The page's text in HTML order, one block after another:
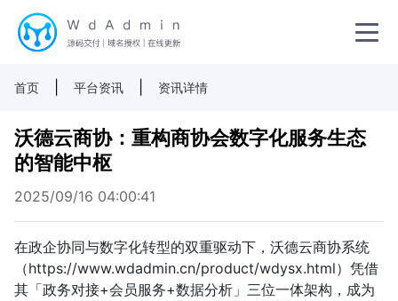
首页 平台资讯 资讯详情
沃德云商协：重构商协会数字化服务生态
的智能中枢
2025/09/16 04:00:41
在政企协同与数字化转型的双重驱动下，沃德云商协系统
（https://www.wdadmin.cn/product/wdysx.html）凭借
其「政务对接+会员服务+数据分析」三位一体架构，成为